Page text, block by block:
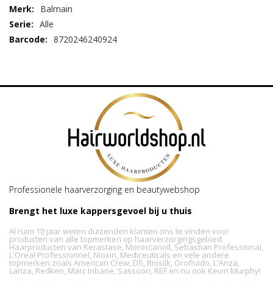
Balmain
Alle
8720246240924
Professionele haarverzorging en beautywebshop
Brengt het luxe kappersgevoel bij u thuis
Al ruim 10 jaar weten duizenden klanten ons te vinden voor
producten van alle topmerken op haarverzorgingsgebied.
Haarproducten van Kerastase, Moroccanoil, Sebastian Professional,
L'Oreal Professionnel, Nioxin, Mediceuticals en vele andere
topmerken zoals American Crew, Dfi, Biosilk, Orofluido, L'Anza,
Lanza, Redken, Marc Inbane, Sassoon, REF en nu ook Kevin Murphy!